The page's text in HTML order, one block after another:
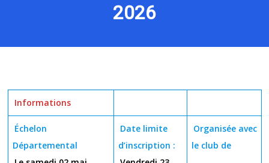
2026
Informations
Échelon
Départemental
Date limite
d’inscription :
Organisée avec
le club de